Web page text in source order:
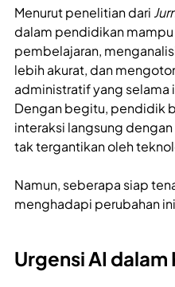
Menurut penelitian dari
dalam pendidikan
pembelajaran,
lebih akurat, dan
administratif yang selama
Dengan begitu, pendidik
interaksi langsung
tak tergantikan oleh
Namun, seberapa siap
menghadapi perubahan
Urgensi AI dalam